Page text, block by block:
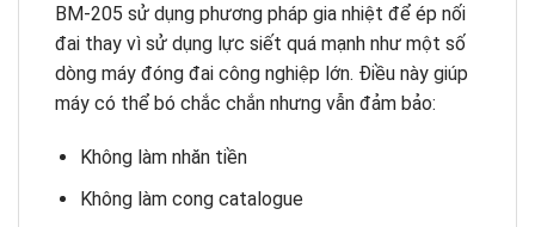
BM-205 sử dụng phương pháp gia nhiệt để ép nối
đai thay vì sử dụng lực siết quá mạnh như một số
dòng máy đóng đai công nghiệp lớn. Điều này giúp
máy có thể bó chắc chắn nhưng vẫn đảm bảo:
Không làm nhăn tiền
Không làm cong catalogue